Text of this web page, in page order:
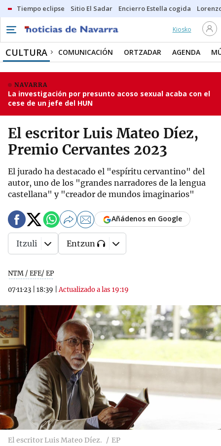
Tiempo eclipse Sitio El Sadar Encierro Estella cogida
Kiosko
CULTURA COMUNICACIÓN ORTZADAR AGENDA
NAVARRA
La investigación por presunto acoso sexual acaba con el
cese de un jefe del HUN
El escritor Luis Mateo Díez,
Premio Cervantes 2023
El jurado ha destacado el "espíritu cervantino" del
autor, uno de los "grandes narradores de la lengua
castellana" y "creador de mundos imaginarios"
NTM / EFE/ EP
07·11·23
18:39 |Actualizado a las 19:19
Añádenos en Google
Itzuli Entzun
El escritor Luis Mateo Díez. EP